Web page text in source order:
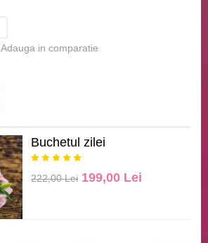
Adauga in comparatie
Buchetul zilei
222,00 Lei 199,00 Lei